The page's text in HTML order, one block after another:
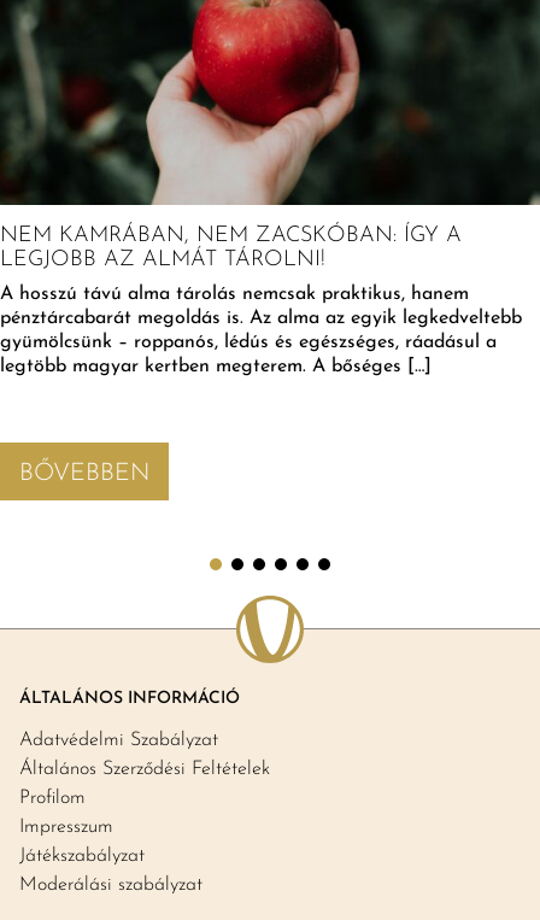
NEM KAMRÁBAN, NEM ZACSKÓBAN: ÍGY A
LEGJOBB AZ ALMÁT TÁROLNI!
A hosszú távú alma tárolás nemcsak praktikus, hanem
pénztárcabarát megoldás is. Az alma az egyik legkedveltebb
gyümölcsünk – roppanós, lédús és egészséges, ráadásul a
legtöbb magyar kertben megterem. A bőséges […]
BŐVEBBEN
ÁLTALÁNOS INFORMÁCIÓ
Adatvédelmi Szabályzat
Általános Szerződési Feltételek
Profilom
Impresszum
Játékszabályzat
Moderálási szabályzat